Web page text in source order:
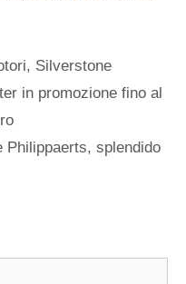
, Silverstone
in promozione fino al
splendido